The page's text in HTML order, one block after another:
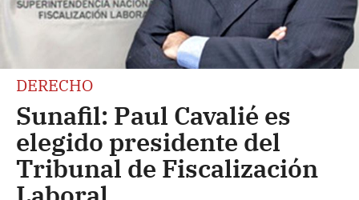
DERECHO
Sunafil: Paul Cavalié es
elegido presidente del
Tribunal de Fiscalización